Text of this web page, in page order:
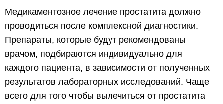
Медикаментозное лечение простатита должно
проводиться после комплексной диагностики.
Препараты, которые будут рекомендованы
врачом, подбираются индивидуально для
каждого пациента, в зависимости от полученных
результатов лабораторных исследований. Чаще
всего для того чтобы вылечиться от простатита